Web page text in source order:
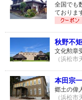
全国でも
ておりま
秋野不
文化勲章
（浜松市
本田宗
郷土の偉
（浜松市